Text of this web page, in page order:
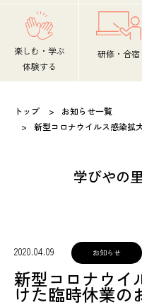
楽しむ・学ぶ
体験する
研修・合宿
トップ
お知らせ一覧
新型コロナウイルス感染拡
学びやの
2020.04.09 お知らせ
新型コロナウイ
けた臨時休業の